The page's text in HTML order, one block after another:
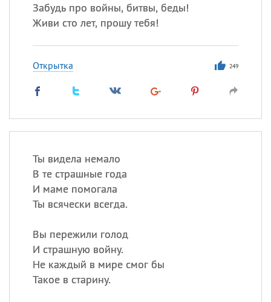
Забудь про войны, битвы, беды!
Живи сто лет, прошу тебя!
Открытка 249
Ты видела немало
В те страшные года
И маме помогала
Ты всячески всегда.
Вы пережили голод
И страшную войну.
Не каждый в мире смог бы
Такое в старину.
Посмотреть значение